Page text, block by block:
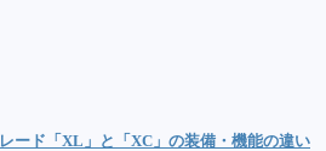
ード「XL」と「XC」の装備・機能の違い